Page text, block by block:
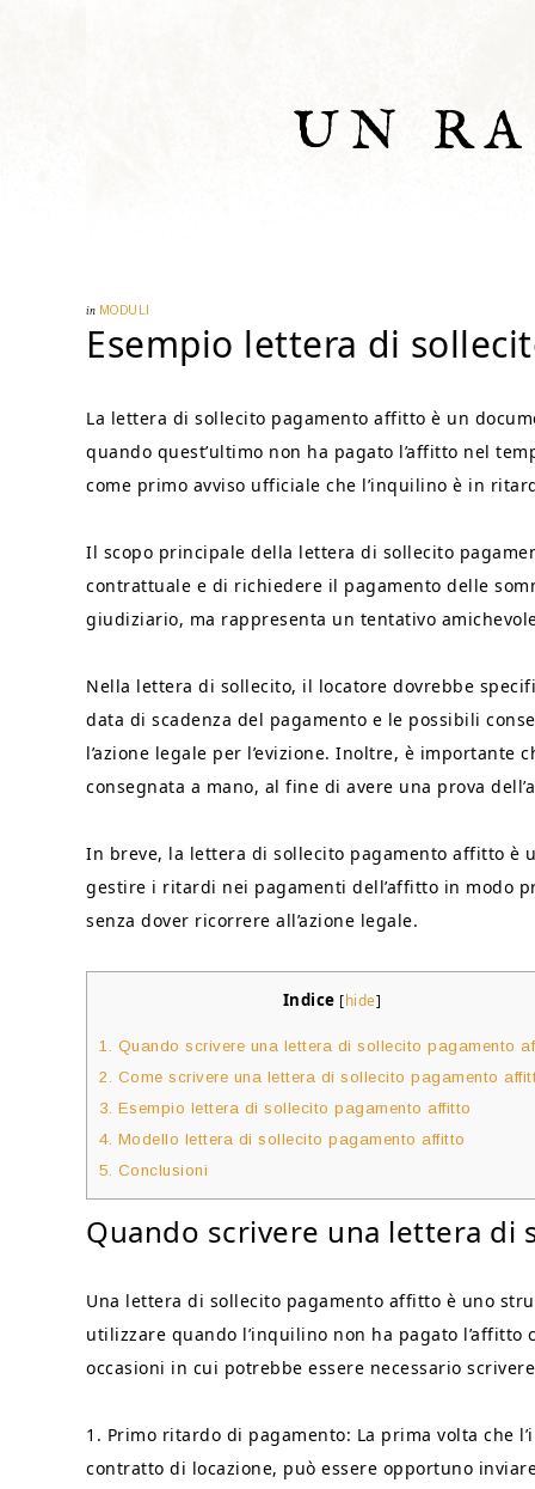
UN
in MODULI
Esempio lettera di
La lettera di sollecito pagamento affitto è un
quando quest’ultimo non ha pagato l’affitto nel
come primo avviso ufficiale che l’inquilino è in
Il scopo principale della lettera di sollecito
contrattuale e di richiedere il pagamento delle
giudiziario, ma rappresenta un tentativo
Nella lettera di sollecito, il locatore dovrebbe
data di scadenza del pagamento e le possibili
l’azione legale per l’evizione. Inoltre, è
consegnata a mano, al fine di avere una prova
In breve, la lettera di sollecito pagamento affitto
gestire i ritardi nei pagamenti dell’affitto in modo
senza dover ricorrere all’azione legale.
Indice [hide]
1. Quando scrivere una lettera di sollecito pagamento
2. Come scrivere una lettera di sollecito pagamento
3. Esempio lettera di sollecito pagamento affitto
4. Modello lettera di sollecito pagamento affitto
5. Conclusioni
Quando scrivere una lettera
Una lettera di sollecito pagamento affitto è uno
utilizzare quando l’inquilino non ha pagato
occasioni in cui potrebbe essere necessario
1. Primo ritardo di pagamento: La prima volta che
contratto di locazione, può essere opportuno